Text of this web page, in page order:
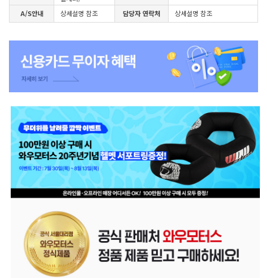
A/S안내 상세설명 참조 담당자 연락처 상세설명 참조